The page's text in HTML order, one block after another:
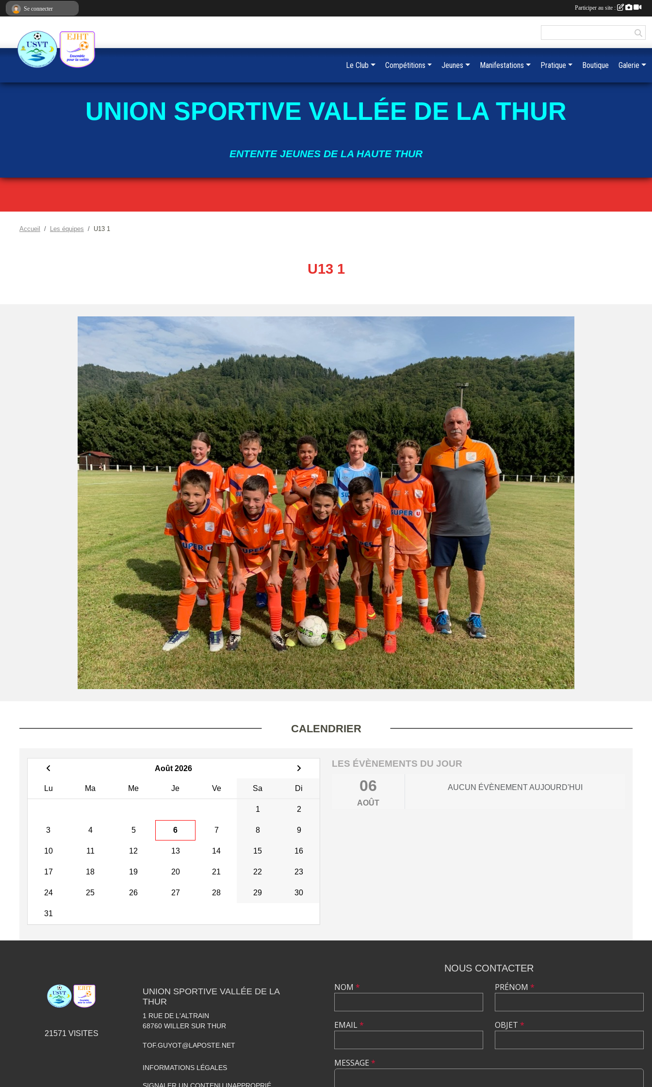
UNION SPORTIVE VALLÉE DE LA THUR
ENTENTE JEUNES DE LA HAUTE THUR
Accueil Les équipes U13 1
U13 1
CALENDRIER
Août 2026
Lu Ma Me Je Ve Sa Di
1 2
3 4 5 6 7 8 9
10 11 12 13 14 15 16
17 18 19 20 21 22 23
24 25 26 27 28 29 30
31
LES ÉVÈNEMENTS DU JOUR
06
AOÛT
AUCUN ÉVÈNEMENT AUJOURD'HUI
Le Club Compétitions Jeunes Manifestations Pratique Boutique Galerie
21571 VISITES
UNION SPORTIVE VALLÉE DE LA
THUR
1 RUE DE L'ALTRAIN
68760 WILLER SUR THUR
TOF.GUYOT@LAPOSTE.NET
INFORMATIONS LÉGALES
NOUS CONTACTER
NOM *
EMAIL*
PRÉNOM *
OBJET *
MESSAGE *
Se connecter Participer au site :
Panneau de gestion des cookies